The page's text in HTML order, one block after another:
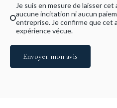
Je suis en mesure de laisser
aucune incitation ni aucun
entreprise. Je confirme que cet
expérience vécue.
Envoyer mon avis